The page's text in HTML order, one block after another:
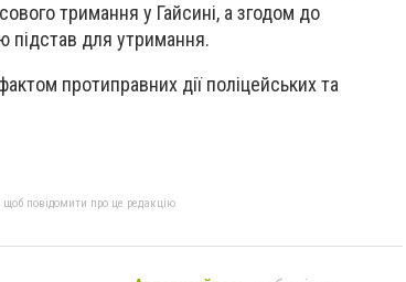
тримання у Гайсині, а згодом до
підстав для утримання.
протиправних дії поліцейських та
повідомити про це редакцію